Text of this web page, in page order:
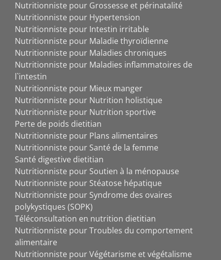
Nutritionniste pour Grossesse et périnatalité
Nutritionniste pour Hypertension
Nutritionniste pour Intestin irritable
Nutritionniste pour Maladie thyroïdienne
Nutritionniste pour Maladies chroniques
Nutritionniste pour Maladies inflammatoires de
l`intestin
Nutritionniste pour Mieux manger
Nutritionniste pour Nutrition holistique
Nutritionniste pour Nutrition sportive
Perte de poids dietitian
Nutritionniste pour Plans alimentaires
Nutritionniste pour Santé de la femme
Santé digestive dietitian
Nutritionniste pour Soutien à la ménopause
Nutritionniste pour Stéatose hépatique
Nutritionniste pour Syndrome des ovaires
polykystiques (SOPK)
Téléconsultation en nutrition dietitian
Nutritionniste pour Troubles du comportement
alimentaire
Nutritionniste pour Végétarisme et végétalisme